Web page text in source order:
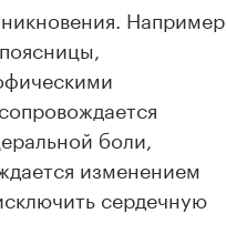
Например,
боли,
изменением
сердечную